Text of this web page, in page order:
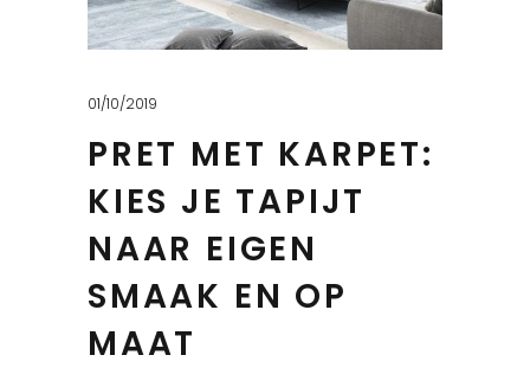
01/10/2019
PRET MET KARPET:
KIES JE TAPIJT
NAAR EIGEN
SMAAK EN OP
MAAT